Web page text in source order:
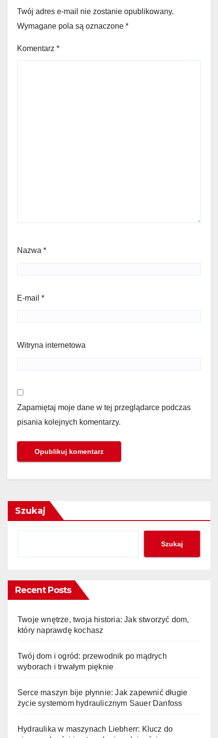
Twój adres e-mail nie zostanie opublikowany.
Wymagane pola są oznaczone *
Komentarz *
Nazwa *
E-mail *
Witryna internetowa
Zapamiętaj moje dane w tej przeglądarce podczas
pisania kolejnych komentarzy.
Szukaj
Szukaj
Recent Posts
Twoje wnętrze, twoja historia: Jak stworzyć dom,
który naprawdę kochasz
Twój dom i ogród: przewodnik po mądrych
wyborach i trwałym pięknie
Serce maszyn bije płynnie: Jak zapewnić długie
życie systemom hydraulicznym Sauer Danfoss
Hydraulika w maszynach Liebherr: Klucz do